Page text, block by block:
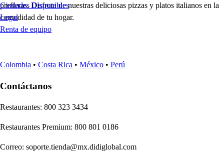
prefieras. Disfruta de nuestras deliciosas pizzas y platos italianos en la
comodidad de tu hogar.
Ciudades Disponibles
Legal
Renta de equipo
Colombia • Costa Rica • México • Perú
Contáctanos
Restaurantes: 800 323 3434
Restaurantes Premium: 800 801 0186
Correo: soporte.tienda@mx.didiglobal.com